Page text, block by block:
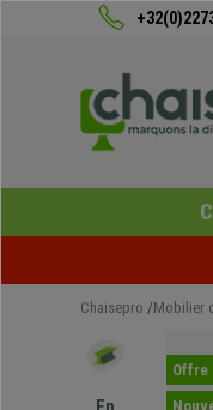
Chaisepro Mobilier
Offre